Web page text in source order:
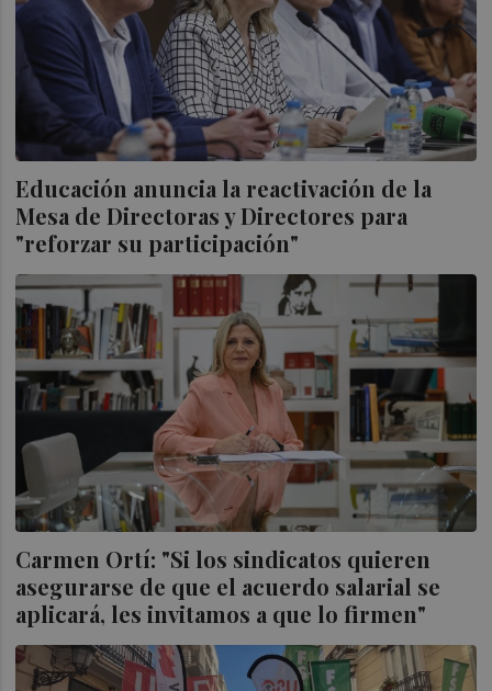
Educación anuncia la reactivación de la
Mesa de Directoras y Directores para
"reforzar su participación"
Carmen Ortí: "Si los sindicatos quieren
asegurarse de que el acuerdo salarial se
aplicará, les invitamos a que lo firmen"